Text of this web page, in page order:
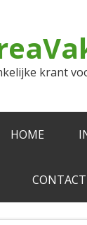
krant
HOME
CONTACT